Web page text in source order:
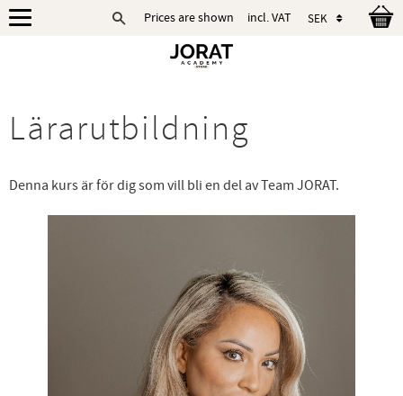
Prices are shown incl. VAT
Lärarutbildning
Denna kurs är för dig som vill bli en del av Team JORAT.